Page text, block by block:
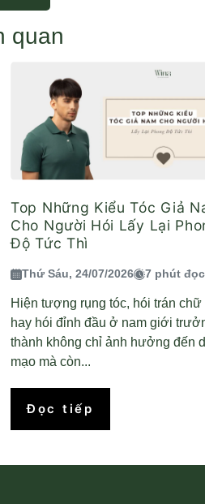
quan
Top Những Kiểu Tóc Giả
Cho Người Hói Lấy Lại
Độ Tức Thì
Thứ Sáu, 24/07/2026 7 phút đọc
Hiện tượng rụng tóc, hói trán chữ
hay hói đỉnh đầu ở nam giới
thành không chỉ ảnh hưởng đến
mạo mà còn...
Đọc tiếp